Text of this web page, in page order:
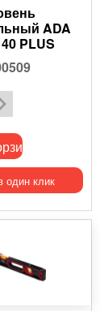
ADA
PLUS
один клик